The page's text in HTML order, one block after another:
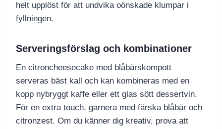
helt upplöst för att undvika oönskade klumpar i
fyllningen.
Serveringsförslag och kombinationer
En citroncheesecake med blåbärskompott
serveras bäst kall och kan kombineras med en
kopp nybryggt kaffe eller ett glas sött dessertvin.
För en extra touch, garnera med färska blåbär och
citronzest. Om du känner dig kreativ, prova att